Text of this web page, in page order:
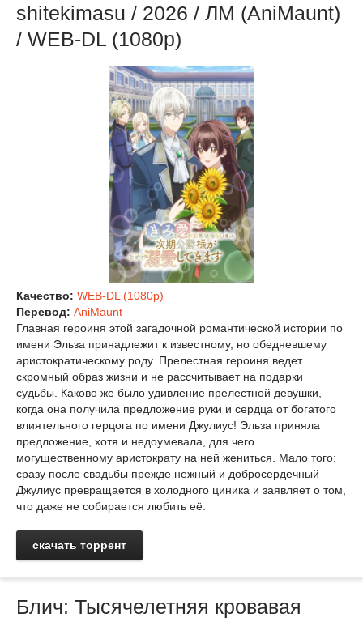
shitekimasu / 2026 / ЛМ (AniMaunt)
/ WEB-DL (1080p)
Качество: WEB-DL (1080p)
Перевод: AniMaunt
Главная героиня этой загадочной романтической истории по
имени Эльза принадлежит к известному, но обедневшему
аристократическому роду. Прелестная героиня ведет
скромный образ жизни и не рассчитывает на подарки
судьбы. Каково же было удивление прелестной девушки,
когда она получила предложение руки и сердца от богатого
влиятельного герцога по имени Джулиус! Эльза приняла
предложение, хотя и недоумевала, для чего
могущественному аристократу на ней жениться. Мало того:
сразу после свадьбы прежде нежный и добросердечный
Джулиус превращается в холодного циника и заявляет о том,
что даже не собирается любить её.
скачать торрент
Блич: Тысячелетняя кровавая